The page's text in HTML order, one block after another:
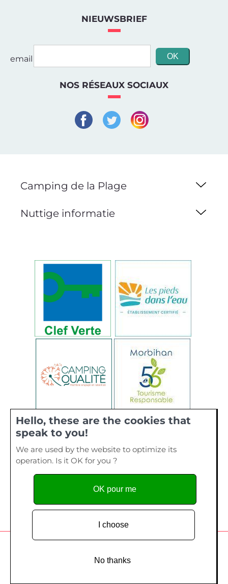
NIEUWSBRIEF
email
NOS RÉSEAUX SOCIAUX
Camping de la Plage
Nuttige informatie
Copyright since 2014
Hello, these are the cookies that
speak to you!
We are used by the website to optimize its
operation. Is it OK for you ?
No thanks
I choose
OK pour me